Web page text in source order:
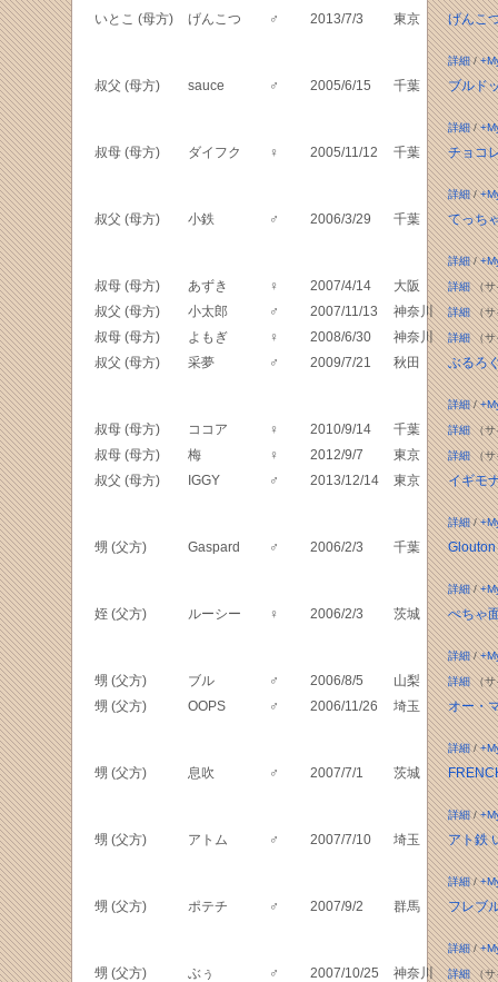
いとこ (母方) げんこつ ♂ 2013/7/3 東京 げんこ
詳細/
叔父 (母方) sauce ♂ 2005/6/15 千葉 ブルド
詳細/
叔母 (母方) ダイフク ♀ 2005/11/12 千葉 チョコ
詳細/
叔父 (母方) 小鉄 ♂ 2006/3/29 千葉 てっち
詳細/
叔母 (母方) あずき ♀ 2007/4/14 大阪 詳細（サ
叔父 (母方) 小太郎 ♂ 2007/11/13 神奈川 詳細（サ
叔母 (母方) よもぎ ♀ 2008/6/30 神奈川 詳細（サ
叔父 (母方) 采夢 ♂ 2009/7/21 秋田 ぶるろ
詳細/
叔母 (母方) ココア ♀ 2010/9/14 千葉 詳細（サ
叔母 (母方) 梅 ♀ 2012/9/7 東京 詳細（サ
叔父 (母方) IGGY ♂ 2013/12/14 東京 イギモ
詳細/
甥 (父方) Gaspard ♂ 2006/2/3 千葉 Glouton
詳細/
姪 (父方) ルーシー ♀ 2006/2/3 茨城 ぺちゃ
詳細/
甥 (父方) ブル ♂ 2006/8/5 山梨 詳細（サ
甥 (父方) OOPS ♂ 2006/11/26 埼玉 オー・
詳細/
甥 (父方) 息吹 ♂ 2007/7/1 茨城
詳細/
甥 (父方) アトム ♂ 2007/7/10 埼玉 アト鉄
詳細/
甥 (父方) ポテチ ♂ 2007/9/2 群馬 フレブ
詳細/
甥 (父方) ぶぅ ♂ 2007/10/25 神奈川 詳細（サ